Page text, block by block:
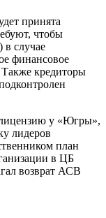
принята
чтобы
случае
финансовое
кредиторы
у «Югры»,
лидеров
план
в ЦБ
возврат АСВ